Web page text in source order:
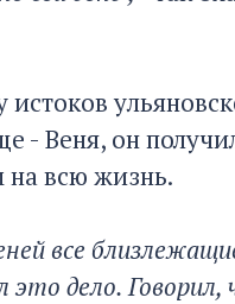
истоков
- Веня, он
на всю жизнь.
все
это дело.